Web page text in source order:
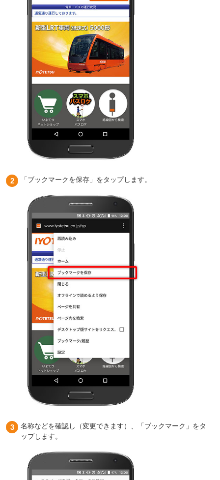
「ブックマークを保存」をタップします。
名称などを確認し（変更できます）、「ブックマーク」をタ
ップします。